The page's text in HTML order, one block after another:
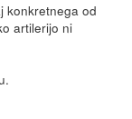
konkretnega od
artilerijo ni